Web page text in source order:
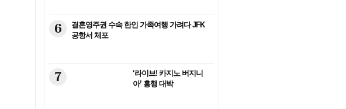
6
결혼영주권 수속 한인 가족여행 가려다 JFK
공항서 체포
7
‘라이브! 카지노 버지니
아’ 흥행 대박